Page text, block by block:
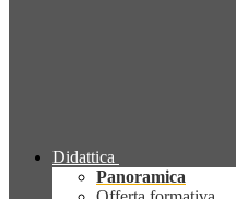
Didattica
Panoramica